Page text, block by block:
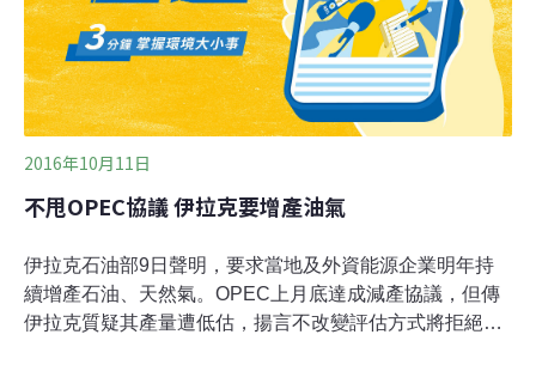
產5%和35%。紐西蘭甚至將接近2014年創下的產量紀
錄。OIV指出，整體而言
2016年10月11日
不甩OPEC協議 伊拉克要增產油氣
伊拉克石油部9日聲明，要求當地及外資能源企業明年持
續增產石油、天然氣。OPEC上月底達成減產協議，但傳
伊拉克質疑其產量遭低估，揚言不改變評估方式將拒絕合